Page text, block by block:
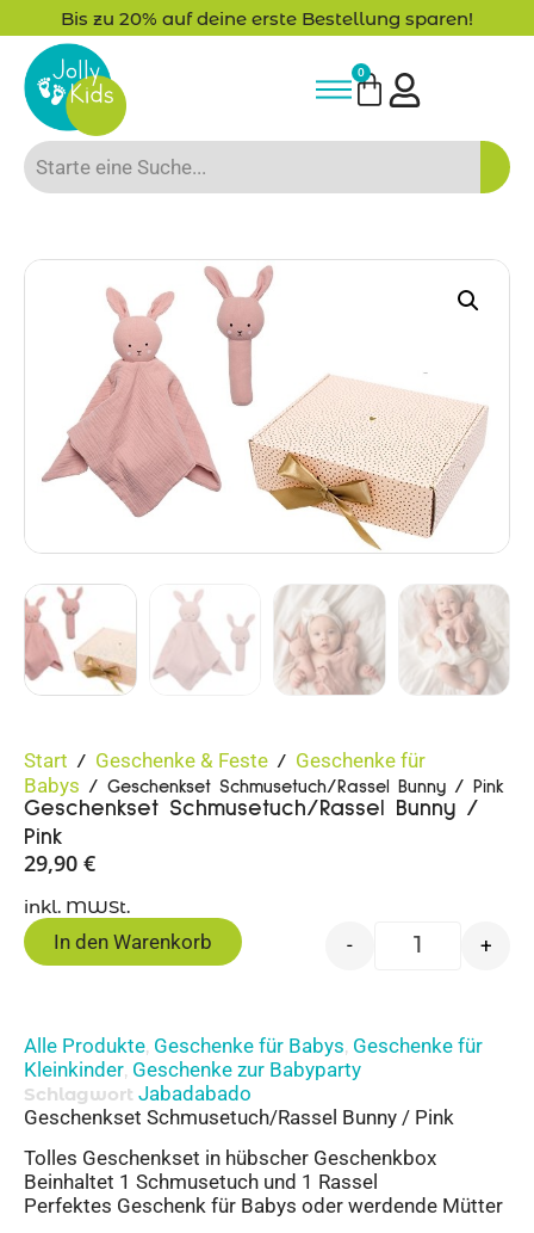
Bis zu 20% auf deine erste Bestellung sparen!
0
Start / Geschenke & Feste / Geschenke für
Babys / Geschenkset Schmusetuch/Rassel Bunny / Pink
Geschenkset Schmusetuch/Rassel Bunny /
Pink
29,90 €
inkl. MWSt.
- +
In den Warenkorb
Alle Produkte, Geschenke für Babys, Geschenke für
Kleinkinder, Geschenke zur Babyparty
Schlagwort Jabadabado
Geschenkset Schmusetuch/Rassel Bunny / Pink
Tolles Geschenkset in hübscher Geschenkbox
Beinhaltet 1 Schmusetuch und 1 Rassel
Perfektes Geschenk für Babys oder werdende Mütter